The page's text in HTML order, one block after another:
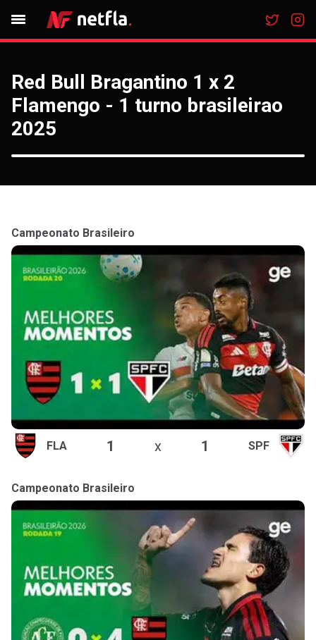
Red Bull Bragantino 1 x 2
Flamengo - 1 turno brasileirao
2025
Campeonato Brasileiro
FLA 1 x 1 SPF
Campeonato Brasileiro